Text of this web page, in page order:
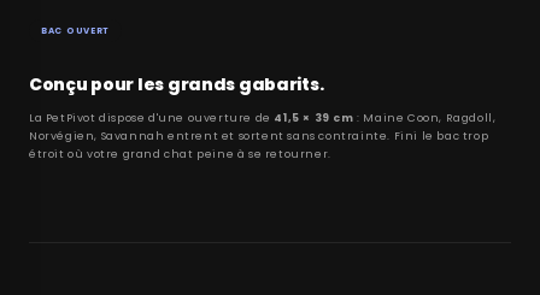
BAC OUVERT
Conçu pour les grands gabarits.
La PetPivot dispose d'une ouverture de 41,5 × 39 cm : Maine Coon, Ragdoll,
Norvégien, Savannah entrent et sortent sans contrainte. Fini le bac trop
étroit où votre grand chat peine à se retourner.